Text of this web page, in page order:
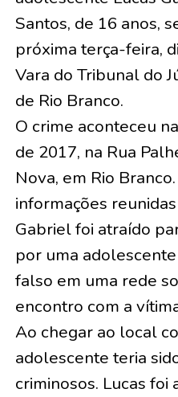
Santos, de 16 anos,
próxima terça-feira,
Vara do Tribunal do
de Rio Branco.
O crime aconteceu
de 2017, na Rua
Nova, em Rio
informações
Gabriel foi atraído
por uma
falso em uma rede
encontro com a
Ao chegar ao local
adolescente teria
criminosos. Lucas foi